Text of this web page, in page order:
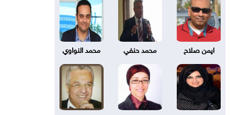
ايمن صلاح محمد حنفي محمد النواوي